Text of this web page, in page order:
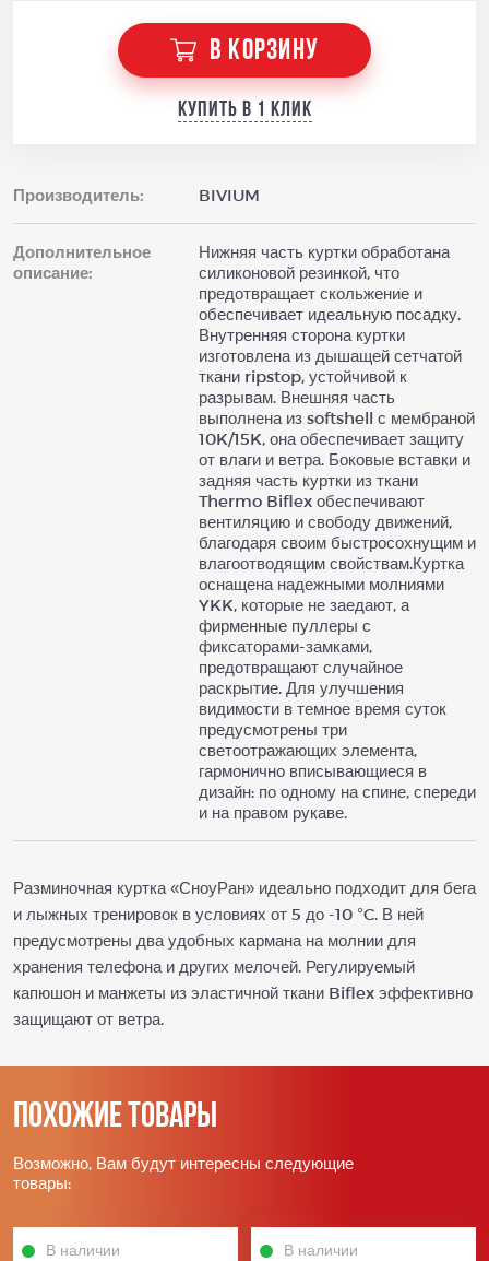
В КОРЗИНУ
Купить в 1 клик
Производитель: BIVIUM
Дополнительное
описание:
Нижняя часть куртки обработана
силиконовой резинкой, что
предотвращает скольжение и
обеспечивает идеальную посадку.
Внутренняя сторона куртки
изготовлена из дышащей сетчатой
ткани ripstop, устойчивой к
разрывам. Внешняя часть
выполнена из softshell с мембраной
10K/15K, она обеспечивает защиту
от влаги и ветра. Боковые вставки и
задняя часть куртки из ткани
Thermo Biflex обеспечивают
вентиляцию и свободу движений,
благодаря своим быстросохнущим и
влагоотводящим свойствам.Куртка
оснащена надежными молниями
YKK, которые не заедают, а
фирменные пуллеры с
фиксаторами-замками,
предотвращают случайное
раскрытие. Для улучшения
видимости в темное время суток
предусмотрены три
светоотражающих элемента,
гармонично вписывающиеся в
дизайн: по одному на спине, спереди
и на правом рукаве.
Разминочная куртка «СноуРан» идеально подходит для бега
и лыжных тренировок в условиях от 5 до -10 °C. В ней
предусмотрены два удобных кармана на молнии для
хранения телефона и других мелочей. Регулируемый
капюшон и манжеты из эластичной ткани Biflex эффективно
защищают от ветра.
Похожие товары
Возможно, Вам будут интересны следующие
товары:
В наличии В наличии